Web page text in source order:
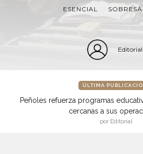
ESENCIAL
Editorial
ÚLTIMA
Peñoles refuerza programas
cercanas a sus
por Editorial